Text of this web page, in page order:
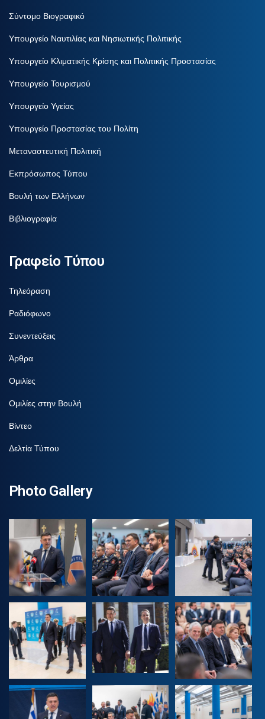
Σύντομο Βιογραφικό
Υπουργείο Ναυτιλίας και Νησιωτικής Πολιτικής
Υπουργείο Κλιματικής Κρίσης και Πολιτικής Προστασίας
Υπουργείο Τουρισμού
Υπουργείο Υγείας
Υπουργείο Προστασίας του Πολίτη
Μεταναστευτική Πολιτική
Εκπρόσωπος Τύπου
Βουλή των Ελλήνων
Βιβλιογραφία
Γραφείο Τύπου
Τηλεόραση
Ραδιόφωνο
Συνεντεύξεις
Άρθρα
Ομιλίες
Ομιλίες στην Βουλή
Βίντεο
Δελτία Τύπου
Photo Gallery